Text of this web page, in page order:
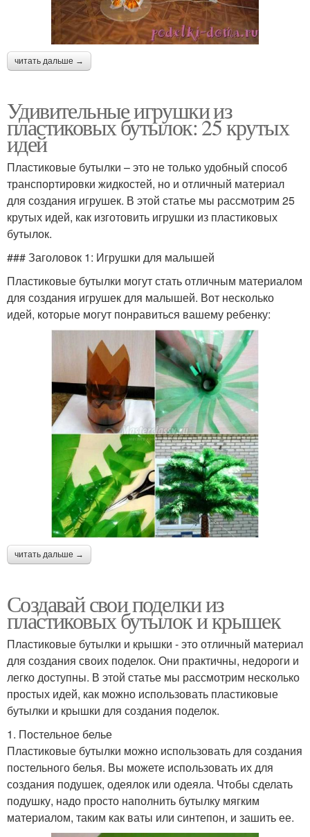
читать дальше →
Удивительные игрушки из
пластиковых бутылок: 25 крутых
идей
Пластиковые бутылки – это не только удобный способ
транспортировки жидкостей, но и отличный материал
для создания игрушек. В этой статье мы рассмотрим 25
крутых идей, как изготовить игрушки из пластиковых
бутылок.
### Заголовок 1: Игрушки для малышей
Пластиковые бутылки могут стать отличным материалом
для создания игрушек для малышей. Вот несколько
идей, которые могут понравиться вашему ребенку:
читать дальше →
Создавай свои поделки из
пластиковых бутылок и крышек
Пластиковые бутылки и крышки - это отличный материал
для создания своих поделок. Они практичны, недороги и
легко доступны. В этой статье мы рассмотрим несколько
простых идей, как можно использовать пластиковые
бутылки и крышки для создания поделок.
1. Постельное белье
Пластиковые бутылки можно использовать для создания
постельного белья. Вы можете использовать их для
создания подушек, одеялок или одеяла. Чтобы сделать
подушку, надо просто наполнить бутылку мягким
материалом, таким как ваты или синтепон, и зашить ее.